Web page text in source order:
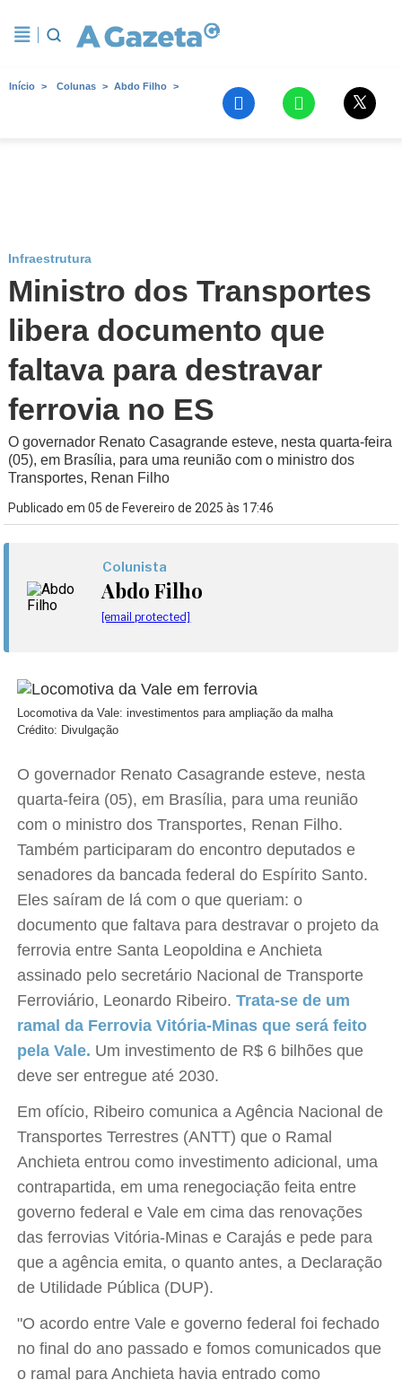
Início Colunas Abdo Filho
Infraestrutura
Ministro dos Transportes
libera documento que
faltava para destravar
ferrovia no ES
O governador Renato Casagrande esteve, nesta quarta-feira
(05), em Brasília, para uma reunião com o ministro dos
Transportes, Renan Filho
Publicado em 05 de Fevereiro de 2025 às 17:46
Colunista
Abdo Filho
[email protected]
Locomotiva da Vale: investimentos para ampliação da malha
Crédito: Divulgação
O governador Renato Casagrande esteve, nesta
quarta-feira (05), em Brasília, para uma reunião
com o ministro dos Transportes, Renan Filho.
Também participaram do encontro deputados e
senadores da bancada federal do Espírito Santo.
Eles saíram de lá com o que queriam: o
documento que faltava para destravar o projeto da
ferrovia entre Santa Leopoldina e Anchieta
assinado pelo secretário Nacional de Transporte
Ferroviário, Leonardo Ribeiro.Trata-se de um
ramal da Ferrovia Vitória-Minas que será feito
pela Vale. Um investimento de R$ 6 bilhões que
deve ser entregue até 2030.
Em ofício, Ribeiro comunica a Agência Nacional de
Transportes Terrestres (ANTT) que o Ramal
Anchieta entrou como investimento adicional, uma
contrapartida, em uma renegociação feita entre
governo federal e Vale em cima das renovações
das ferrovias Vitória-Minas e Carajás e pede para
que a agência emita, o quanto antes, a Declaração
de Utilidade Pública (DUP).
"O acordo entre Vale e governo federal foi fechado
no final do ano passado e fomos comunicados que
o ramal para Anchieta havia entrado como